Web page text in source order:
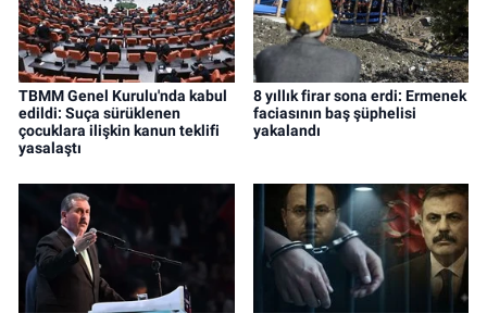
TBMM Genel Kurulu'nda kabul
edildi: Suça sürüklenen
çocuklara ilişkin kanun teklifi
yasalaştı
8 yıllık firar sona erdi: Ermenek
faciasının baş şüphelisi
yakalandı